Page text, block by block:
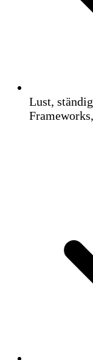
Lust,